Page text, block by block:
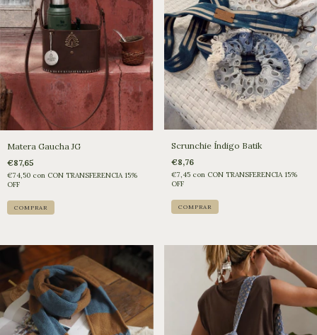
Matera Gaucha JG
€87,65
€74,50 con CON TRANSFERENCIA 15%
OFF
Scrunchie Índigo Batik
€8,76
€7,45 con CON TRANSFERENCIA 15%
OFF